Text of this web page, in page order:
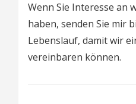
Wenn Sie Interesse an
haben, senden Sie mir
Lebenslauf, damit wir
vereinbaren können.